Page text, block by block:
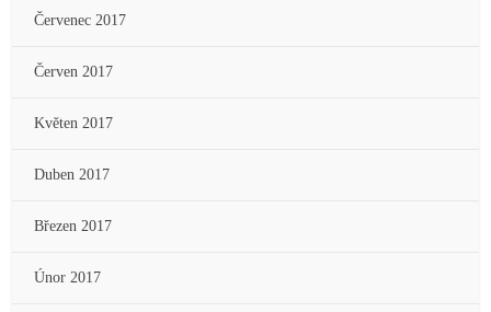
Červenec 2017
Červen 2017
Květen 2017
Duben 2017
Březen 2017
Únor 2017